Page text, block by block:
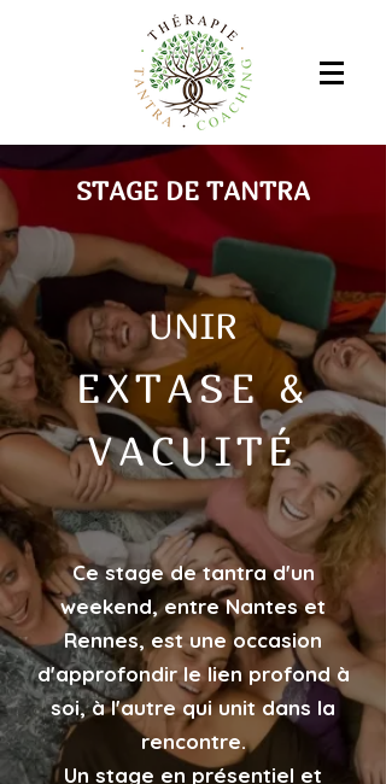
STAGE DE TANTRA
UNIR
EXTASE &
VACUITÉ
Ce stage de tantra d'un
weekend, entre Nantes et
Rennes, est une occasion
d'approfondir le lien profond à
soi, à l'autre qui unit dans la
rencontre.
Un stage en présentiel et